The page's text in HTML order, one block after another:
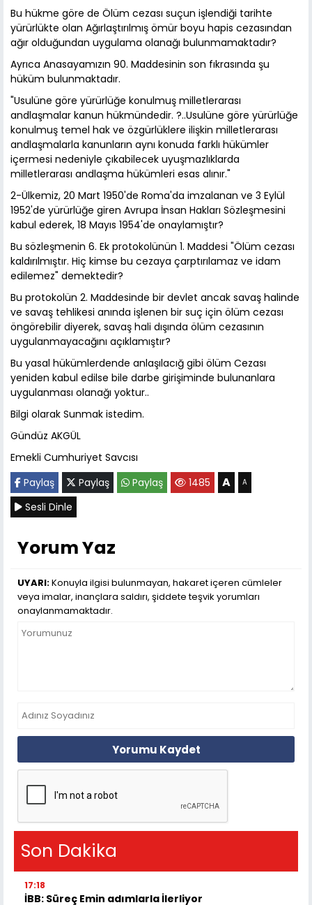
Bu hükme göre de Ölüm cezası suçun işlendiği tarihte
yürürlükte olan Ağırlaştırılmış ömür boyu hapis cezasından
ağır olduğundan uygulama olanağı bulunmamaktadır?
Ayrıca Anasayamızın 90. Maddesinin son fıkrasında şu
hüküm bulunmaktadır.
"Usulüne göre yürürlüğe konulmuş milletlerarası
andlaşmalar kanun hükmündedir. ?..Usulüne göre yürürlüğe
konulmuş temel hak ve özgürlüklere ilişkin milletlerarası
andlaşmalarla kanunların aynı konuda farklı hükümler
içermesi nedeniyle çıkabilecek uyuşmazlıklarda
milletlerarası andlaşma hükümleri esas alınır."
2-Ülkemiz, 20 Mart 1950'de Roma'da imzalanan ve 3 Eylül
1952'de yürürlüğe giren Avrupa İnsan Hakları Sözleşmesini
kabul ederek, 18 Mayıs 1954'de onaylamıştır?
Bu sözleşmenin 6. Ek protokolünün 1. Maddesi "Ölüm cezası
kaldırılmıştır. Hiç kimse bu cezaya çarptırılamaz ve idam
edilemez" demektedir?
Bu protokolün 2. Maddesinde bir devlet ancak savaş halinde
ve savaş tehlikesi anında işlenen bir suç için ölüm cezası
öngörebilir diyerek, savaş hali dışında ölüm cezasının
uygulanmayacağını açıklamıştır?
Bu yasal hükümlerdende anlaşılacığ gibi ölüm Cezası
yeniden kabul edilse bile darbe girişiminde bulunanlara
uygulanması olanağı yoktur..
Bilgi olarak Sunmak istedim.
Gündüz AKGÜL
Emekli Cumhuriyet Savcısı
Paylaş
Paylaş Paylaş 1485 A A
Sesli Dinle
Yorum Yaz
UYARI:Konuyla ilgisi bulunmayan, hakaret içeren cümleler
veya imalar, inançlara saldırı, şiddete teşvik yorumları
onaylanmamaktadır.
Yorumu Kaydet
Son Dakika
17:18
İBB: Süreç Emin adımlarla İlerliyor